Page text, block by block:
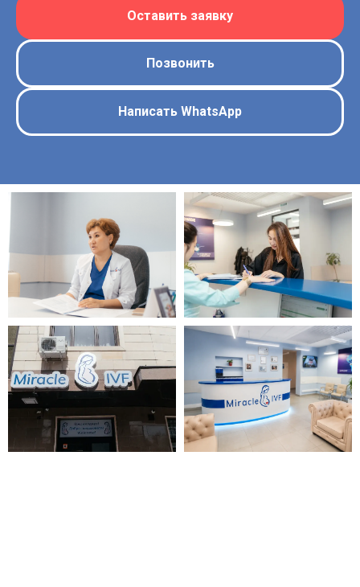
Оставить заявку
Позвонить
Написать WhatsApp